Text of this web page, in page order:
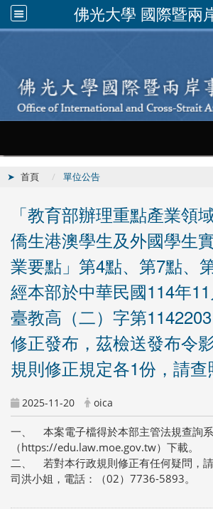
佛光大學 國際暨兩
首頁 單位公告
「教育部辦理重點產業領
僑生港澳學生及外國學生
業要點」第4點、第7點、
經本部於中華民國114年
臺教高（二）字第
修正發布，茲檢送發布令
規則修正規定各1份，請查
2025-11-20 oica
一、 本案電子檔得於本部主管法規查詢
（https://edu.law.moe.gov.tw）下載。
二、 若對本行政規則修正有任何疑問，
司洪小姐，電話：（02）7736-5893。